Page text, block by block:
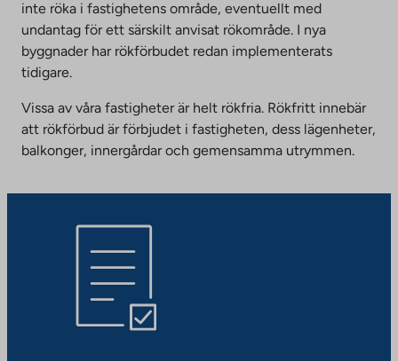
inte röka i fastighetens område, eventuellt med
undantag för ett särskilt anvisat rökområde. I nya
byggnader har rökförbudet redan implementerats
tidigare.
Vissa av våra fastigheter är helt rökfria. Rökfritt innebär
att rökförbud är förbjudet i fastigheten, dess lägenheter,
balkonger, innergårdar och gemensamma utrymmen.